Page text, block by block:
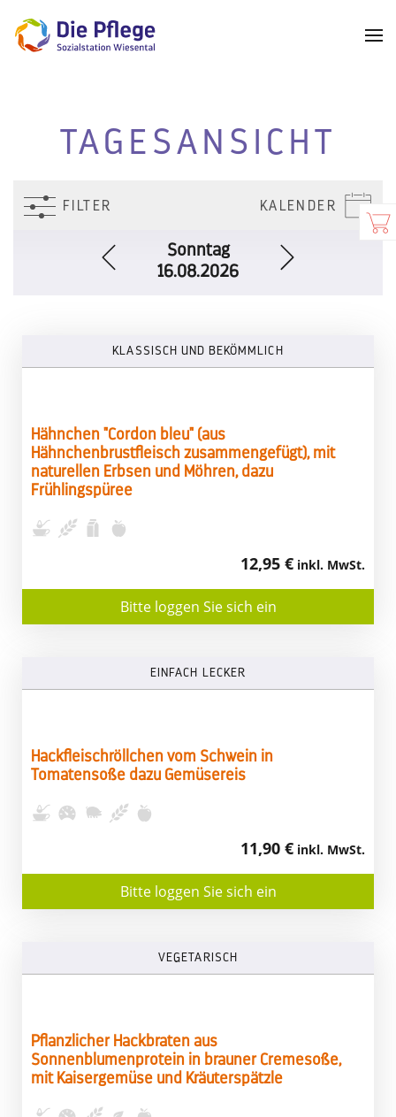
TAGESANSICHT
FILTER KALENDER
Sonntag
16.08.2026
KLASSISCH UND BEKÖMMLICH
Hähnchen "Cordon bleu" (aus
Hähnchenbrustfleisch zusammengefügt), mit
naturellen Erbsen und Möhren, dazu
Frühlingspüree
12,95 € inkl. MwSt.
Bitte loggen Sie sich ein
EINFACH LECKER
Hackfleischröllchen vom Schwein in
Tomatensoße dazu Gemüsereis
11,90 € inkl. MwSt.
Bitte loggen Sie sich ein
VEGETARISCH
Pflanzlicher Hackbraten aus
Sonnenblumenprotein in brauner Cremesoße,
mit Kaisergemüse und Kräuterspätzle